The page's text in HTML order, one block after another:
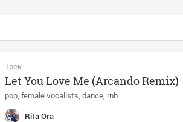
Трек
Let You Love Me (Arcando Remix)
pop female vocalists dance rnb
Rita Ora